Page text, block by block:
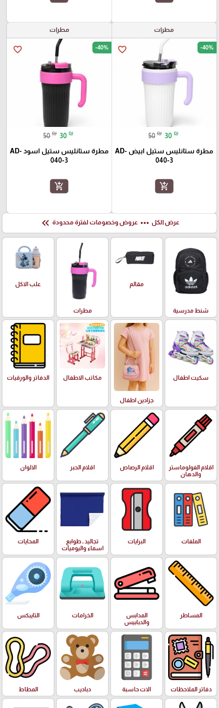
مطرات
favorite_border -40%
50 ₪ 30 ₪
مطرة ستانليس ستيل ابيض AD-
040-3
add_shopping_cart
مطرات
favorite_border -40%
50 ₪ 30 ₪
مطرة ستانليس ستيل اسود AD-
040-3
add_shopping_cart
عرض الكل more_horiz عروض وخصومات لفترة محدودة keyboard_double_arrow_left
شنط مدرسية
مقالم
مطرات
علب الاكل
سكيت اطفال
جزادين اطفال
مكاتب الاطفال الدفاتر والورقيات
اقلام الفولوماستر
والدهان
اقلام الرصاص اقلام الحبر الالوان
الملفات البرايات
تجاليد , طوابع
اسماء واليوميات
المحايات
المساطر
المدابس
والدبابيس
الخرامات التايبكس
دفاتر الملاحظات الات حاسبة دباديب المطاط